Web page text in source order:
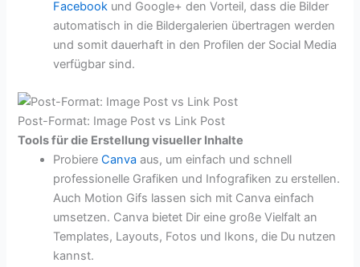
Facebook und Google+ den Vorteil, dass die Bilder
automatisch in die Bildergalerien übertragen werden
und somit dauerhaft in den Profilen der Social Media
verfügbar sind.
Post-Format: Image Post vs Link Post
Tools für die Erstellung visueller Inhalte
ProbiereCanva aus, um einfach und schnell
professionelle Grafiken und Infografiken zu erstellen.
Auch Motion Gifs lassen sich mit Canva einfach
umsetzen. Canva bietet Dir eine große Vielfalt an
Templates, Layouts, Fotos und Ikons, die Du nutzen
kannst.